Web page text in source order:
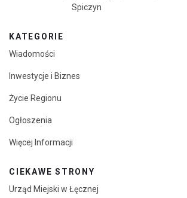
Spiczyn
KATEGORIE
Wiadomości
Inwestycje i Biznes
Życie Regionu
Ogłoszenia
Więcej Informacji
CIEKAWE STRONY
Urząd Miejski w Łęcznej